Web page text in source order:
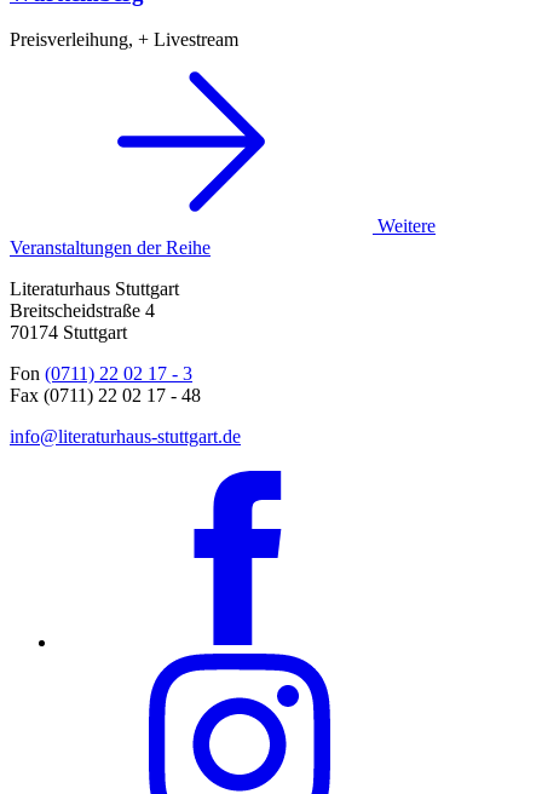
Preisverleihung, + Livestream
Weitere
Veranstaltungen der Reihe
Literaturhaus Stuttgart
Breitscheidstraße 4
70174 Stuttgart
Fon (0711) 22 02 17 - 3
Fax (0711) 22 02 17 - 48
info@literaturhaus-stuttgart.de